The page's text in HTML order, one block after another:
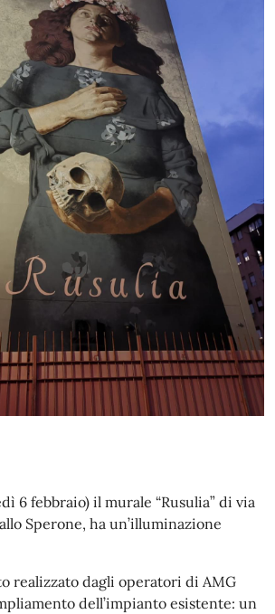
6 febbraio) il murale “Rusulia” di via
Sperone, ha un’illuminazione
realizzato dagli operatori di AMG
dell’impianto esistente: un